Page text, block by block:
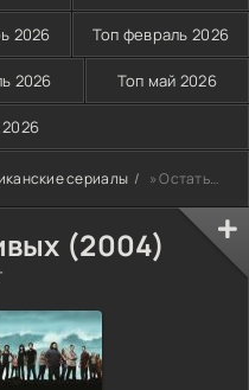
2026 Топ февраль 2026
2026 Топ май 2026
сериалы » Остаться в живых (2004)
(2004)